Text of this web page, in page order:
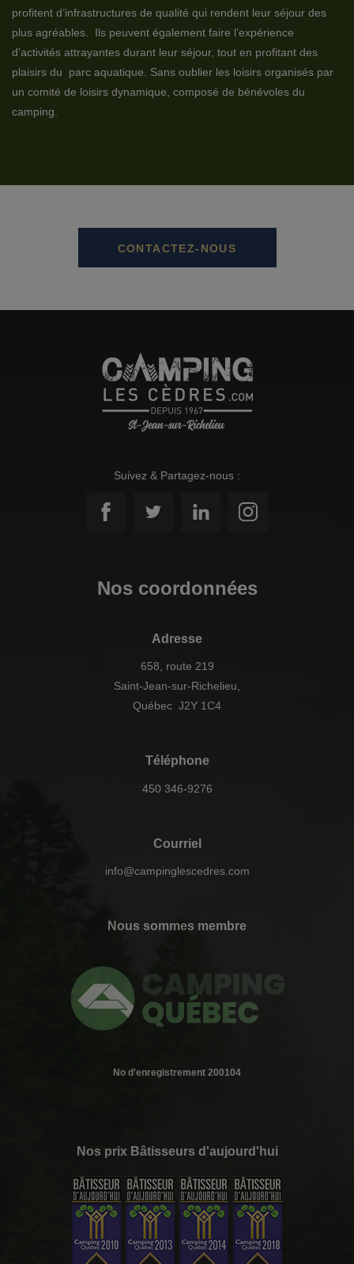
profitent d’infrastructures de qualité qui rendent leur séjour des
plus agréables. Ils peuvent également faire l’expérience
d’activités attrayantes durant leur séjour, tout en profitant des
plaisirs du parc aquatique. Sans oublier les loisirs organisés par
un comité de loisirs dynamique, composé de bénévoles du
camping.
CONTACTEZ-NOUS
Nos coordonnées
Adresse
658, route 219
Saint-Jean-sur-Richelieu,
Québec J2Y 1C4
Téléphone
450 346-9276
Courriel
info@campinglescedres.com
Suivez & Partagez-nous :
Nous sommes membre
No d'enregistrement 200104
Nos prix Bâtisseurs d'aujourd'hui